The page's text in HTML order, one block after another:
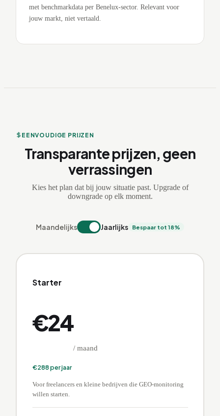
met benchmarkdata per Benelux-sector. Relevant voor
jouw markt, niet vertaald.
EENVOUDIGE PRIJZEN
Transparante prijzen, geen
verrassingen
Kies het plan dat bij jouw situatie past. Upgrade of
downgrade op elk moment.
Maandelijks Jaarlijks Bespaar tot 18%
Starter
€24
/ maand
€288per jaar
Voor freelancers en kleine bedrijven die GEO-monitoring
willen starten.